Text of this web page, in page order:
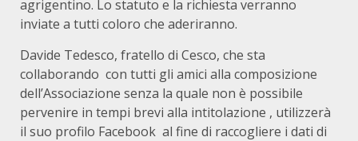
agrigentino. Lo statuto e la richiesta verranno
inviate a tutti coloro che aderiranno.
Davide Tedesco, fratello di Cesco, che sta
collaborando con tutti gli amici alla composizione
dell’Associazione senza la quale non è possibile
pervenire in tempi brevi alla intitolazione , utilizzerà
il suo profilo Facebook al fine di raccogliere i dati di